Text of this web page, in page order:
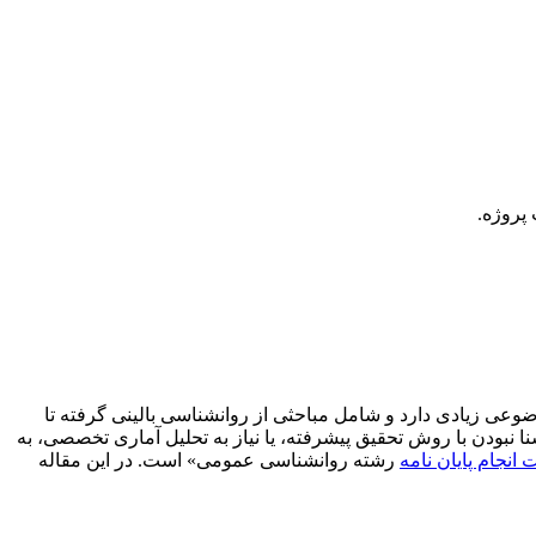
زیادی دارد و شامل مباحثی از روانشناسی بالینی گرفته تا
نبودن با روش تحقیق پیشرفته، یا نیاز به تحلیل آماری تخصصی، به
انجام پایان نامه رشته روانشناسی عمومی» است. در این مقاله